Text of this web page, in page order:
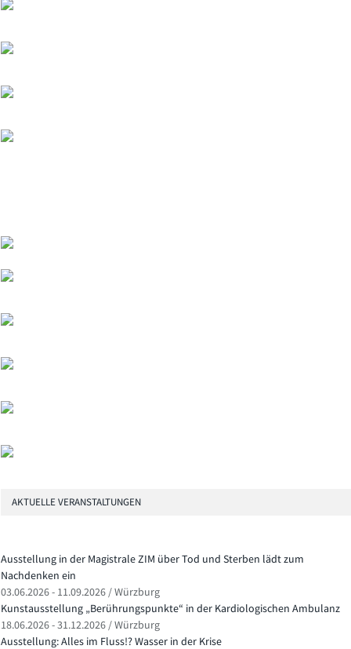
AKTUELLE VERANSTALTUNGEN
Ausstellung in der Magistrale ZIM über Tod und Sterben lädt zum
Nachdenken ein
03.06.2026 - 11.09.2026 / Würzburg
Kunstausstellung „Berührungspunkte“ in der Kardiologischen Ambulanz
18.06.2026 - 31.12.2026 / Würzburg
Ausstellung: Alles im Fluss!? Wasser in der Krise